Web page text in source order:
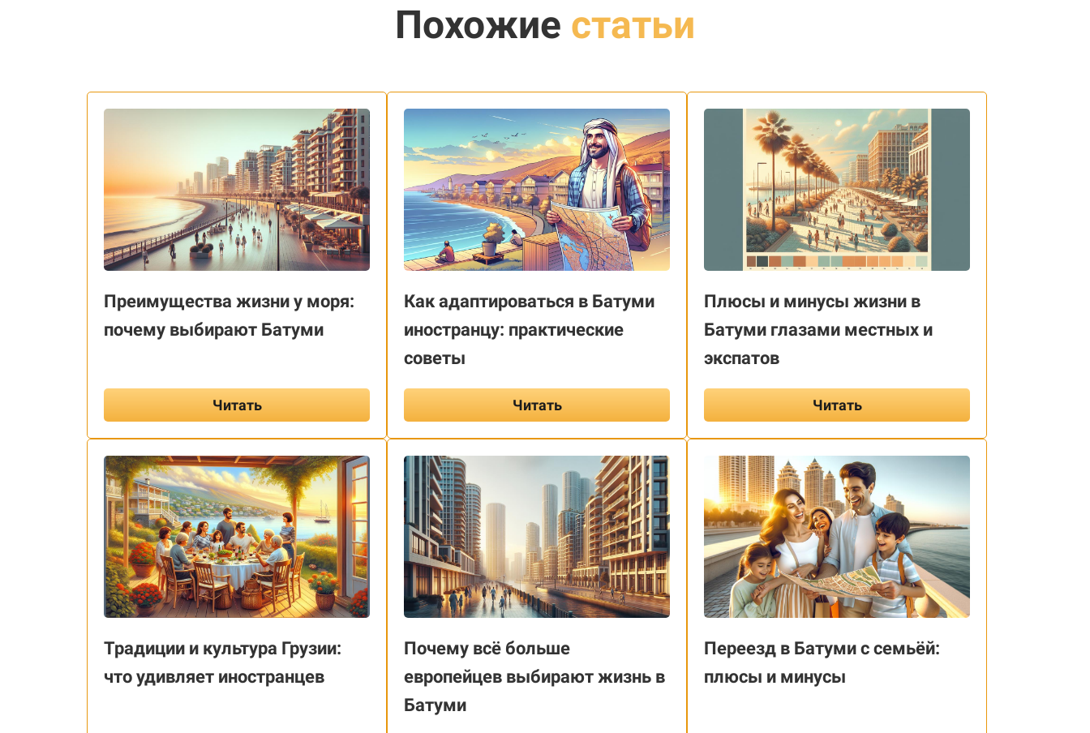
Похожие статьи
Преимущества жизни у моря:
почему выбирают Батуми
Читать
Как адаптироваться в Батуми
иностранцу: практические
советы
Читать
Плюсы и минусы жизни в
Батуми глазами местных и
экспатов
Читать
Традиции и культура Грузии:
что удивляет иностранцев
Почему всё больше
европейцев выбирают жизнь в
Батуми
Переезд в Батуми с семьёй:
плюсы и минусы